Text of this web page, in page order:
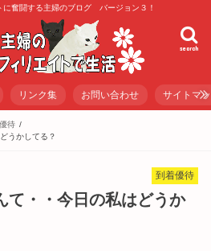
に奮闘する主婦のブログ バージョン３！
search
リンク集 お問い合わせ サイトマ
待
うかしてる？
到着優待
て・・今日の私はどうか